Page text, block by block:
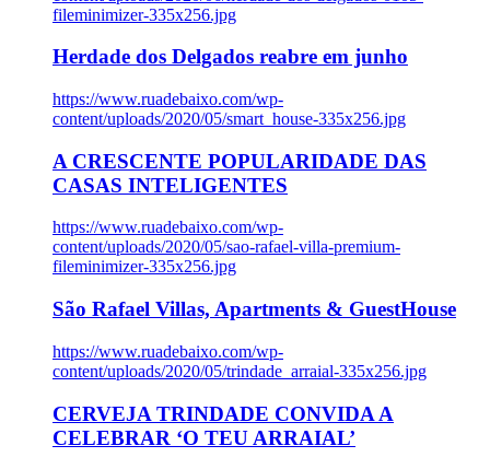
fileminimizer-335x256.jpg
Herdade dos Delgados reabre em junho
https://www.ruadebaixo.com/wp-
content/uploads/2020/05/smart_house-335x256.jpg
A CRESCENTE POPULARIDADE DAS
CASAS INTELIGENTES
https://www.ruadebaixo.com/wp-
content/uploads/2020/05/sao-rafael-villa-premium-
fileminimizer-335x256.jpg
São Rafael Villas, Apartments & GuestHouse
https://www.ruadebaixo.com/wp-
content/uploads/2020/05/trindade_arraial-335x256.jpg
CERVEJA TRINDADE CONVIDA A
CELEBRAR ‘O TEU ARRAIAL’